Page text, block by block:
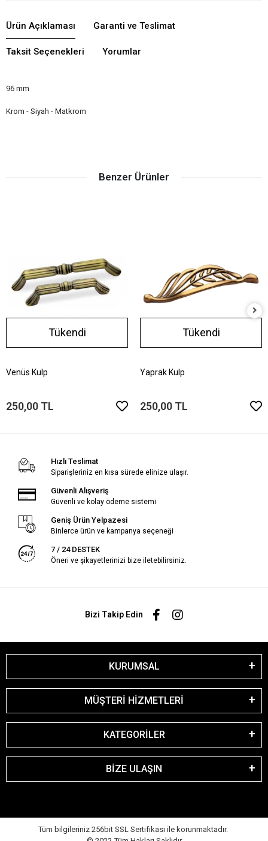
Ürün Açıklaması Garanti ve Teslimat
Taksit Seçenekleri Yorumlar
96 mm
Krom - Siyah - Matkrom
Benzer Ürünler
Tükendi
Venüs Kulp
250,00 TL
Tükendi
Yaprak Kulp
250,00 TL
Hızlı Teslimat
Siparişleriniz en kısa sürede elinize ulaşır.
Güvenli Alışveriş
Güvenli ve kolay ödeme sistemi
Geniş Ürün Yelpazesi
Binlerce ürün ve kampanya seçeneği
7 / 24 DESTEK
Öneri ve şikayetlerinizi bize iletebilirsiniz.
Bizi Takip Edin
KURUMSAL
MÜŞTERİ HİZMETLERİ
KATEGORİLER
BİZE ULAŞIN
Tüm bilgileriniz 256bit SSL Sertifikası ile korunmaktadır.